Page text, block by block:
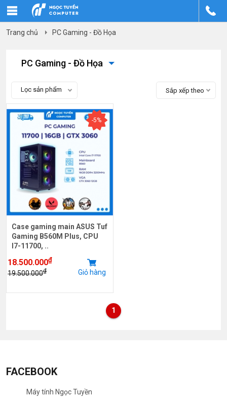
Trang chủ PC Gaming - Đồ Họa
PC Gaming - Đồ Họa
Lọc sản phẩm Sắp xếp theo
-5%
Case gaming main ASUS Tuf
Gaming B560M Plus, CPU
I7-11700, ..
18.500.000₫
19.500.000₫ Giỏ hàng
1
FACEBOOK
Máy tính Ngọc Tuyền